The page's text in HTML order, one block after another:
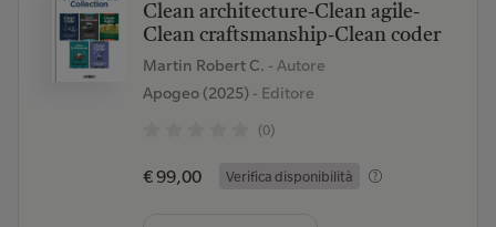
Clean architecture-Clean agile-
Clean craftsmanship-Clean coder
Martin Robert C. - Autore
Apogeo (2025)- Editore
(0)
€ 99,00 Verifica disponibilità